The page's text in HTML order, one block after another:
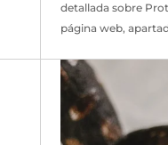
detallada sobre
página web,